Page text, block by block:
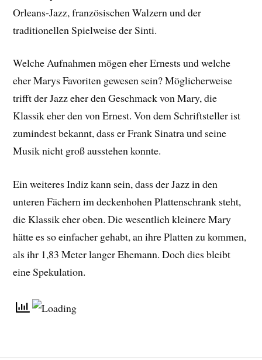
Orleans-Jazz, französischen Walzern und der
traditionellen Spielweise der Sinti.
Welche Aufnahmen mögen eher Ernests und welche
eher Marys Favoriten gewesen sein? Möglicherweise
trifft der Jazz eher den Geschmack von Mary, die
Klassik eher den von Ernest. Von dem Schriftsteller ist
zumindest bekannt, dass er Frank Sinatra und seine
Musik nicht groß ausstehen konnte.
Ein weiteres Indiz kann sein, dass der Jazz in den
unteren Fächern im deckenhohen Plattenschrank steht,
die Klassik eher oben. Die wesentlich kleinere Mary
hätte es so einfacher gehabt, an ihre Platten zu kommen,
als ihr 1,83 Meter langer Ehemann. Doch dies bleibt
eine Spekulation.